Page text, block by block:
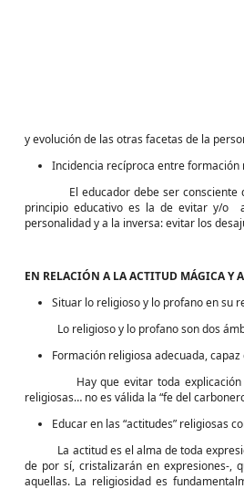
y evolución de las otras facetas de la
Incidencia recíproca entre formación
El educador debe ser consciente de
principio educativo es la de evitar y/o
personalidad y a la inversa: evitar los
EN RELACIÓN A LA ACTITUD MÁGICA Y
Situar lo religioso y lo profano en su
Lo religioso y lo profano son dos
Formación religiosa adecuada,
Hay que evitar toda explicación
religiosas… no es válida la “fe del
Educar en las “actitudes” religiosas
La actitud es el alma de toda
de por sí, cristalizarán en expresiones-,
aquellas. La religiosidad es